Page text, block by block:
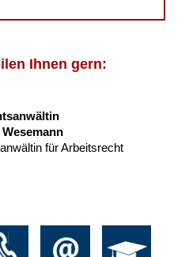
Ihnen gern:
Wesemann
für Arbeitsrecht